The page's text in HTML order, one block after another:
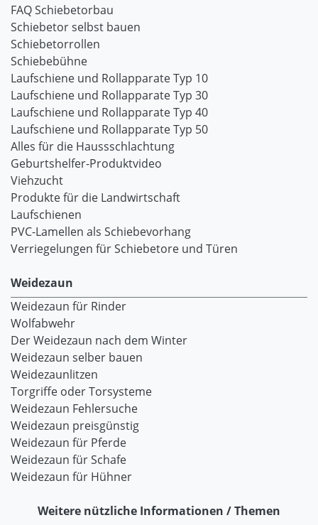
FAQ Schiebetorbau
Schiebetor selbst bauen
Schiebetorrollen
Schiebebühne
Laufschiene und Rollapparate Typ 10
Laufschiene und Rollapparate Typ 30
Laufschiene und Rollapparate Typ 40
Laufschiene und Rollapparate Typ 50
Alles für die Haussschlachtung
Geburtshelfer-Produktvideo
Viehzucht
Produkte für die Landwirtschaft
Laufschienen
PVC-Lamellen als Schiebevorhang
Verriegelungen für Schiebetore und Türen
Weidezaun
Weidezaun für Rinder
Wolfabwehr
Der Weidezaun nach dem Winter
Weidezaun selber bauen
Weidezaunlitzen
Torgriffe oder Torsysteme
Weidezaun Fehlersuche
Weidezaun preisgünstig
Weidezaun für Pferde
Weidezaun für Schafe
Weidezaun für Hühner
Weitere nützliche Informationen / Themen